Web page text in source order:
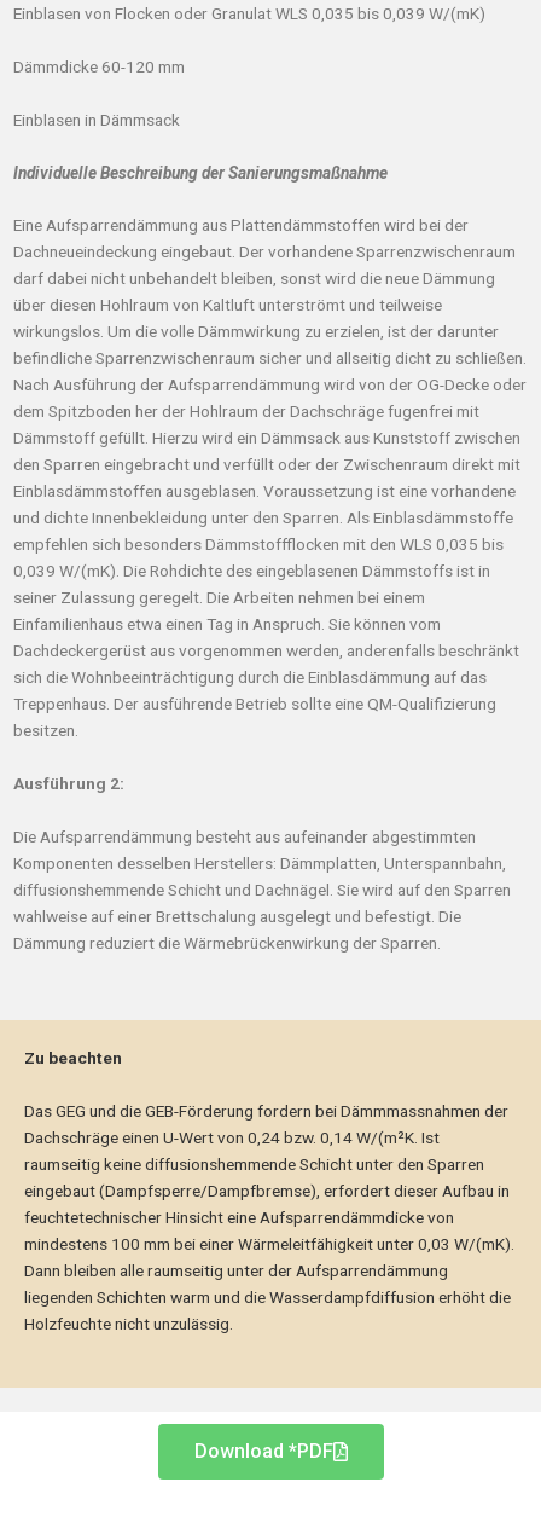
Einblasen von Flocken oder Granulat WLS 0,035 bis 0,039 W/(mK)
Dämmdicke 60-120 mm
Einblasen in Dämmsack
Individuelle Beschreibung der Sanierungsmaßnahme
Eine Aufsparrendämmung aus Plattendämmstoffen wird bei der
Dachneueindeckung eingebaut. Der vorhandene Sparrenzwischenraum
darf dabei nicht unbehandelt bleiben, sonst wird die neue Dämmung
über diesen Hohlraum von Kaltluft unterströmt und teilweise
wirkungslos. Um die volle Dämmwirkung zu erzielen, ist der darunter
befindliche Sparrenzwischenraum sicher und allseitig dicht zu schließen.
Nach Ausführung der Aufsparrendämmung wird von der OG-Decke oder
dem Spitzboden her der Hohlraum der Dachschräge fugenfrei mit
Dämmstoff gefüllt. Hierzu wird ein Dämmsack aus Kunststoff zwischen
den Sparren eingebracht und verfüllt oder der Zwischenraum direkt mit
Einblasdämmstoffen ausgeblasen. Voraussetzung ist eine vorhandene
und dichte Innenbekleidung unter den Sparren. Als Einblasdämmstoffe
empfehlen sich besonders Dämmstoffflocken mit den WLS 0,035 bis
0,039 W/(mK). Die Rohdichte des eingeblasenen Dämmstoffs ist in
seiner Zulassung geregelt. Die Arbeiten nehmen bei einem
Einfamilienhaus etwa einen Tag in Anspruch. Sie können vom
Dachdeckergerüst aus vorgenommen werden, anderenfalls beschränkt
sich die Wohnbeeinträchtigung durch die Einblasdämmung auf das
Treppenhaus. Der ausführende Betrieb sollte eine QM-Qualifizierung
besitzen.
Ausführung 2:
Die Aufsparrendämmung besteht aus aufeinander abgestimmten
Komponenten desselben Herstellers: Dämmplatten, Unterspannbahn,
diffusionshemmende Schicht und Dachnägel. Sie wird auf den Sparren
wahlweise auf einer Brettschalung ausgelegt und befestigt. Die
Dämmung reduziert die Wärmebrückenwirkung der Sparren.
Zu beachten
Das GEG und die GEB-Förderung fordern bei Dämmmassnahmen der
Dachschräge einen U-Wert von 0,24 bzw. 0,14 W/(m²K. Ist
raumseitig keine diffusionshemmende Schicht unter den Sparren
eingebaut (Dampfsperre/Dampfbremse), erfordert dieser Aufbau in
feuchtetechnischer Hinsicht eine Aufsparrendämmdicke von
mindestens 100 mm bei einer Wärmeleitfähigkeit unter 0,03 W/(mK).
Dann bleiben alle raumseitig unter der Aufsparrendämmung
liegenden Schichten warm und die Wasserdampfdiffusion erhöht die
Holzfeuchte nicht unzulässig.
Download *PDF